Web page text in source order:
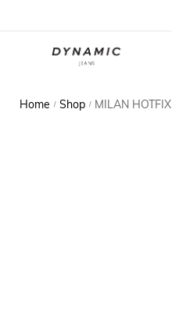
Home / Shop / MILAN HOTFIX